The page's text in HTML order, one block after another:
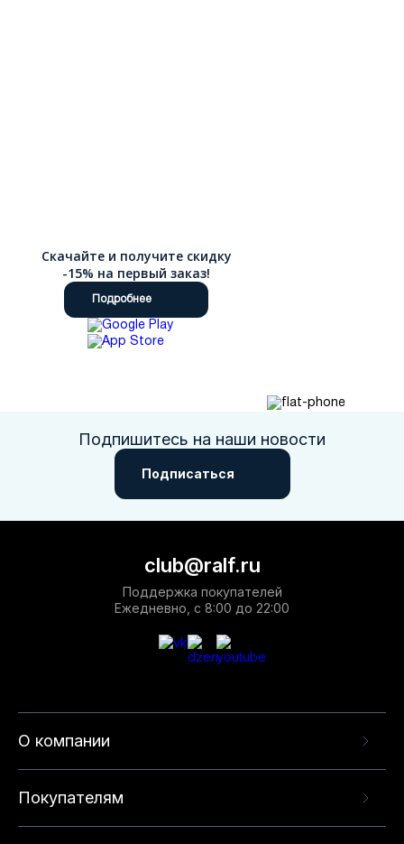
Скачайте и получите скидку
-15% на первый заказ!
Подробнее
Подпишитесь на наши новости
Подписаться
О компании
Покупателям
club@ralf.ru
Поддержка покупателей
Ежедневно, с 8:00 до 22:00